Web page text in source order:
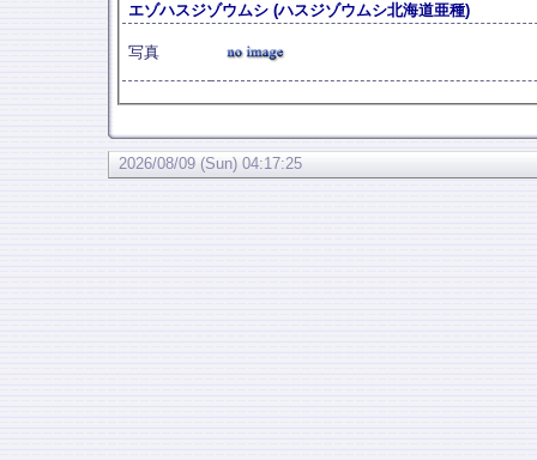
エゾハスジゾウムシ (ハスジゾウムシ北海道亜種)
写真
2026/08/09 (Sun) 04:17:25